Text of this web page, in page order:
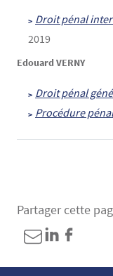
Droit pénal
2019
Edouard VERNY
Droit pénal
Procédure
Partager cette